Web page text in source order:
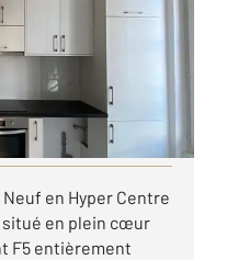
en Hyper Centre
situé en plein cœur
F5 entièrement